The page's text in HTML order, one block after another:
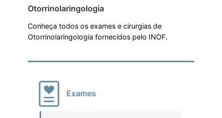
Otorrinolaringologia
Conheça todos os exames e cirurgias de
Otorrinolaringologia fornecidos pelo INOF.
Exames